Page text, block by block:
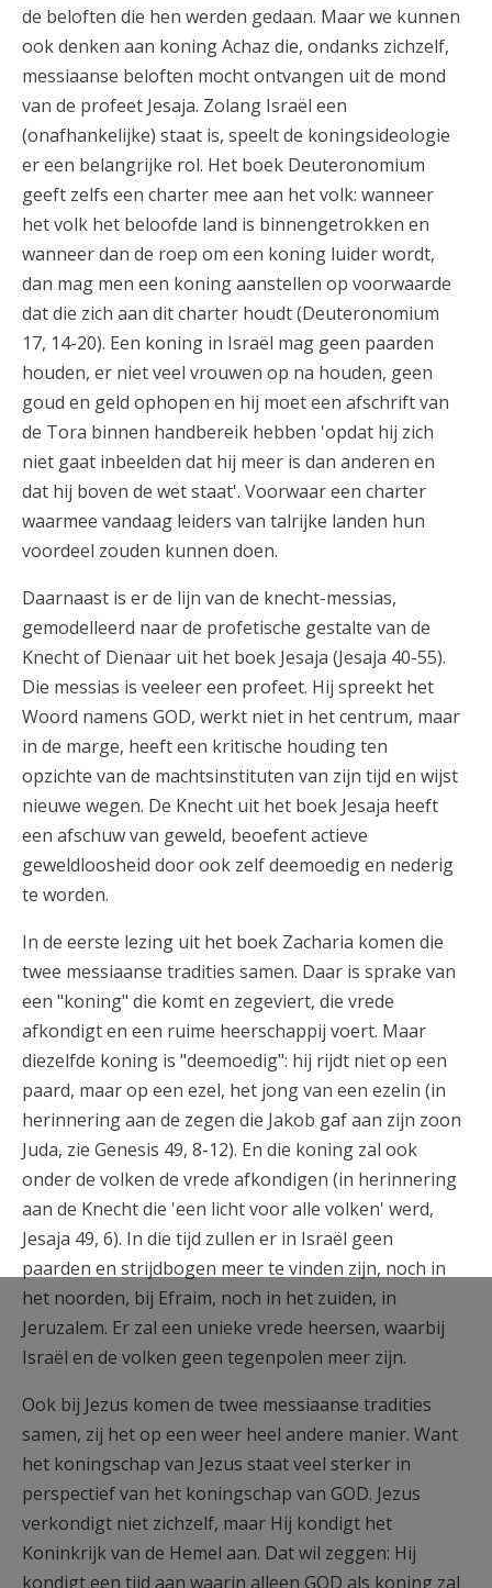
de beloften die hen werden gedaan. Maar we kunnen
ook denken aan koning Achaz die, ondanks zichzelf,
messiaanse beloften mocht ontvangen uit de mond
van de profeet Jesaja. Zolang Israël een
(onafhankelijke) staat is, speelt de koningsideologie
er een belangrijke rol. Het boek Deuteronomium
geeft zelfs een charter mee aan het volk: wanneer
het volk het beloofde land is binnengetrokken en
wanneer dan de roep om een koning luider wordt,
dan mag men een koning aanstellen op voorwaarde
dat die zich aan dit charter houdt (Deuteronomium
17, 14-20). Een koning in Israël mag geen paarden
houden, er niet veel vrouwen op na houden, geen
goud en geld ophopen en hij moet een afschrift van
de Tora binnen handbereik hebben 'opdat hij zich
niet gaat inbeelden dat hij meer is dan anderen en
dat hij boven de wet staat'. Voorwaar een charter
waarmee vandaag leiders van talrijke landen hun
voordeel zouden kunnen doen.
Daarnaast is er de lijn van de knecht-messias,
gemodelleerd naar de profetische gestalte van de
Knecht of Dienaar uit het boek Jesaja (Jesaja 40-55).
Die messias is veeleer een profeet. Hij spreekt het
Woord namens GOD, werkt niet in het centrum, maar
in de marge, heeft een kritische houding ten
opzichte van de machtsinstituten van zijn tijd en wijst
nieuwe wegen. De Knecht uit het boek Jesaja heeft
een afschuw van geweld, beoefent actieve
geweldloosheid door ook zelf deemoedig en nederig
te worden.
In de eerste lezing uit het boek Zacharia komen die
twee messiaanse tradities samen. Daar is sprake van
een "koning" die komt en zegeviert, die vrede
afkondigt en een ruime heerschappij voert. Maar
diezelfde koning is "deemoedig": hij rijdt niet op een
paard, maar op een ezel, het jong van een ezelin (in
herinnering aan de zegen die Jakob gaf aan zijn zoon
Juda, zie Genesis 49, 8-12). En die koning zal ook
onder de volken de vrede afkondigen (in herinnering
aan de Knecht die 'een licht voor alle volken' werd,
Jesaja 49, 6). In die tijd zullen er in Israël geen
paarden en strijdbogen meer te vinden zijn, noch in
het noorden, bij Efraim, noch in het zuiden, in
Jeruzalem. Er zal een unieke vrede heersen, waarbij
Israël en de volken geen tegenpolen meer zijn.
Ook bij Jezus komen de twee messiaanse tradities
samen, zij het op een weer heel andere manier. Want
het koningschap van Jezus staat veel sterker in
perspectief van het koningschap van GOD. Jezus
verkondigt niet zichzelf, maar Hij kondigt het
Koninkrijk van de Hemel aan. Dat wil zeggen: Hij
kondigt een tijd aan waarin alleen GOD als koning zal